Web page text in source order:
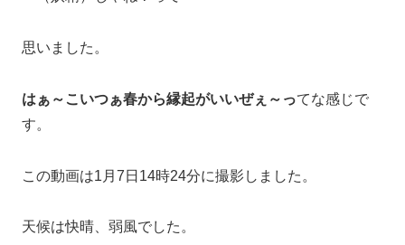
思いました。
はぁ～こいつぁ春から縁起がいいぜぇ～ってな感じで
す。
この動画は1月7日14時24分に撮影しました。
天候は快晴、弱風でした。